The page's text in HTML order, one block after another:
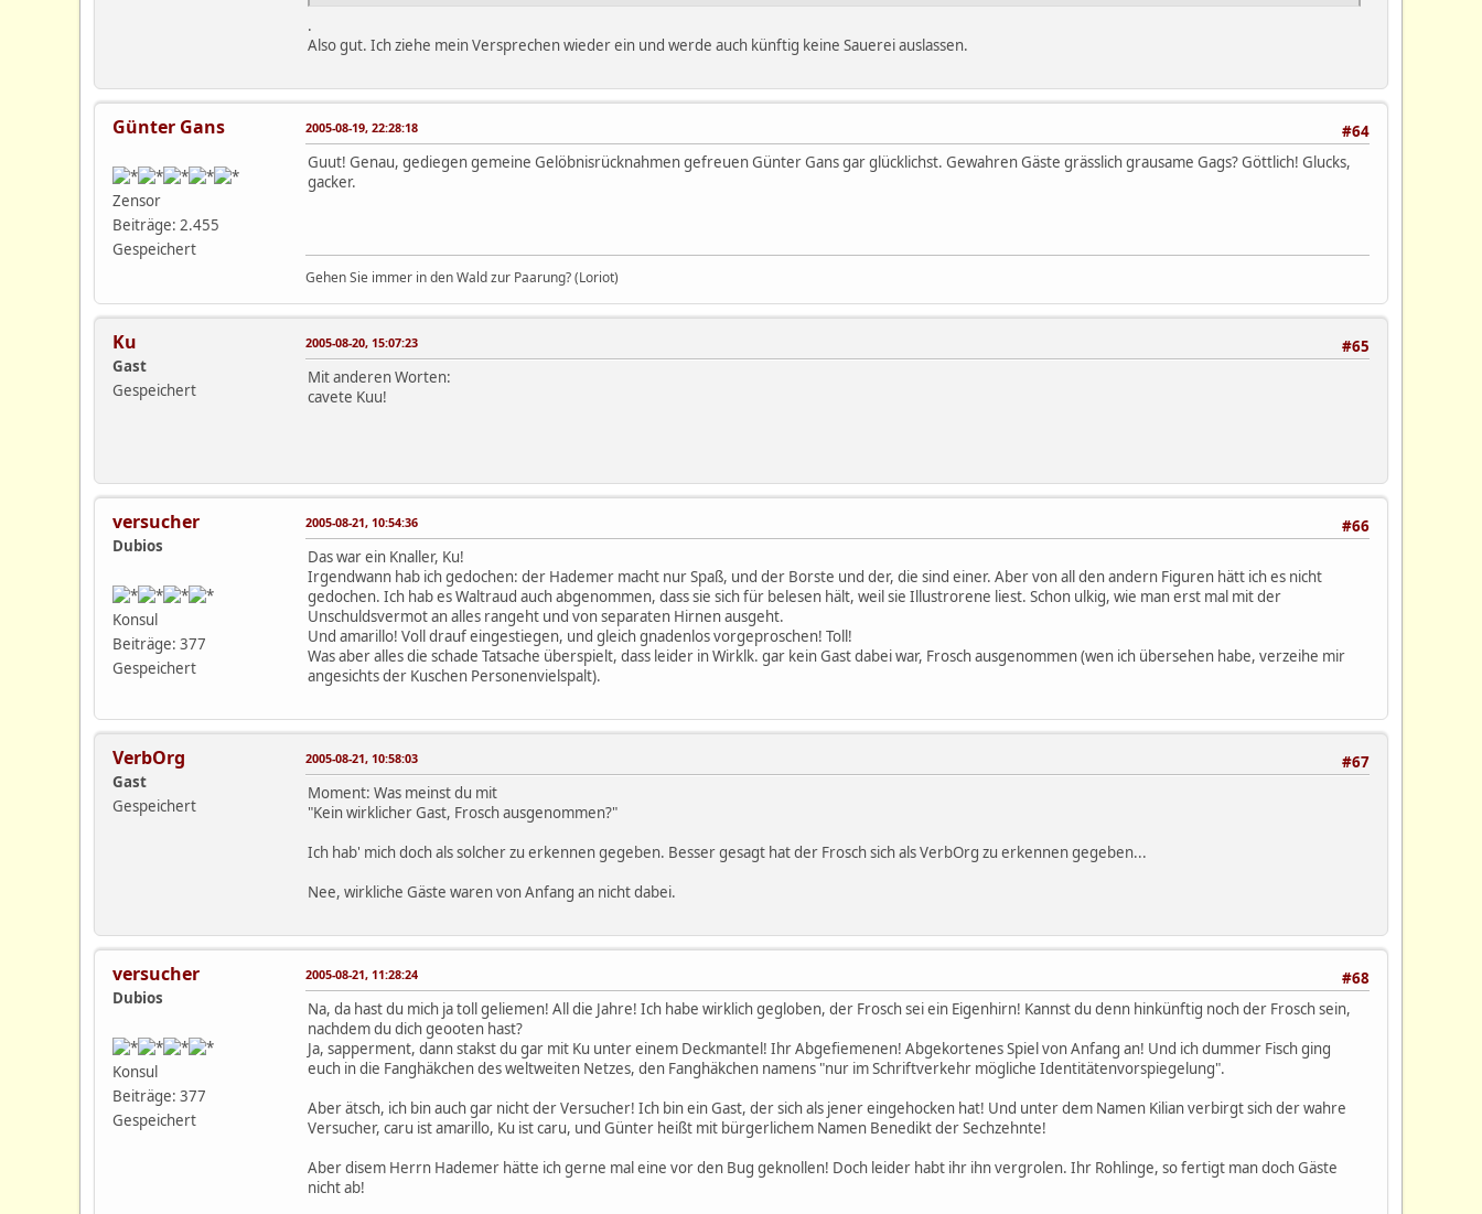
.
Also gut. Ich ziehe mein Versprechen wieder ein und werde auch künftig keine Sauerei auslassen.
Günter Gans
Zensor
Beiträge: 2.455
Gespeichert
#64
2005-08-19, 22:28:18
Guut! Genau, gediegen gemeine Gelöbnisrücknahmen gefreuen Günter Gans gar glücklichst. Gewahren Gäste grässlich grausame Gags? Göttlich! Glucks,
gacker.
Gehen Sie immer in den Wald zur Paarung? (Loriot)
Ku
Gast
Gespeichert
#65
2005-08-20, 15:07:23
Mit anderen Worten:
cavete Kuu!
versucher
Dubios
Konsul
Beiträge: 377
Gespeichert
#66
2005-08-21, 10:54:36
Das war ein Knaller, Ku!
Irgendwann hab ich gedochen: der Hademer macht nur Spaß, und der Borste und der, die sind einer. Aber von all den andern Figuren hätt ich es nicht
gedochen. Ich hab es Waltraud auch abgenommen, dass sie sich für belesen hält, weil sie Illustrorene liest. Schon ulkig, wie man erst mal mit der
Unschuldsvermot an alles rangeht und von separaten Hirnen ausgeht.
Und amarillo! Voll drauf eingestiegen, und gleich gnadenlos vorgeproschen! Toll!
Was aber alles die schade Tatsache überspielt, dass leider in Wirklk. gar kein Gast dabei war, Frosch ausgenommen (wen ich übersehen habe, verzeihe mir
angesichts der Kuschen Personenvielspalt).
VerbOrg
Gast
Gespeichert
#67
2005-08-21, 10:58:03
Moment: Was meinst du mit
"Kein wirklicher Gast, Frosch ausgenommen?"
Ich hab' mich doch als solcher zu erkennen gegeben. Besser gesagt hat der Frosch sich als VerbOrg zu erkennen gegeben...
Nee, wirkliche Gäste waren von Anfang an nicht dabei.
versucher
Dubios
Konsul
Beiträge: 377
Gespeichert
#68
2005-08-21, 11:28:24
Na, da hast du mich ja toll geliemen! All die Jahre! Ich habe wirklich gegloben, der Frosch sei ein Eigenhirn! Kannst du denn hinkünftig noch der Frosch sein,
nachdem du dich geooten hast?
Ja, sapperment, dann stakst du gar mit Ku unter einem Deckmantel! Ihr Abgefiemenen! Abgekortenes Spiel von Anfang an! Und ich dummer Fisch ging
euch in die Fanghäkchen des weltweiten Netzes, den Fanghäkchen namens "nur im Schriftverkehr mögliche Identitätenvorspiegelung".
Aber ätsch, ich bin auch gar nicht der Versucher! Ich bin ein Gast, der sich als jener eingehocken hat! Und unter dem Namen Kilian verbirgt sich der wahre
Versucher, caru ist amarillo, Ku ist caru, und Günter heißt mit bürgerlichem Namen Benedikt der Sechzehnte!
Aber disem Herrn Hademer hätte ich gerne mal eine vor den Bug geknollen! Doch leider habt ihr ihn vergrolen. Ihr Rohlinge, so fertigt man doch Gäste
nicht ab!